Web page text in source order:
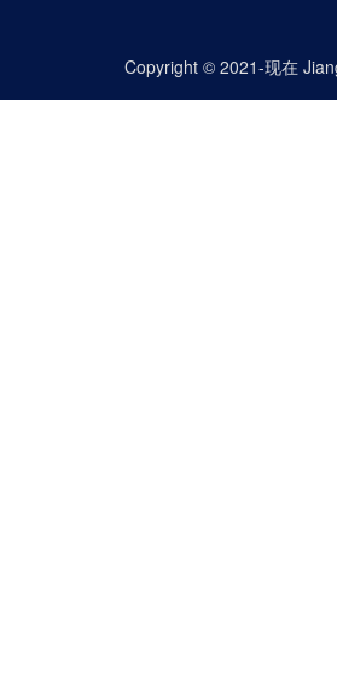
Copyright © 2021-现在